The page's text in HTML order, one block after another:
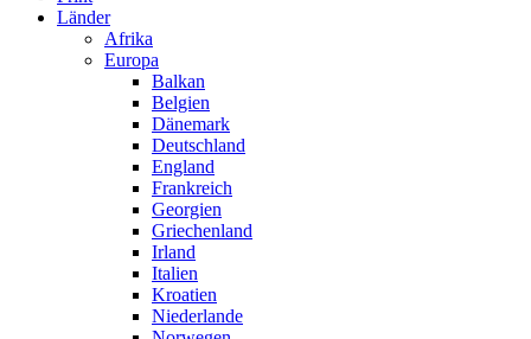
Länder
Afrika
Europa
Balkan
Belgien
Dänemark
Deutschland
England
Frankreich
Georgien
Griechenland
Irland
Italien
Kroatien
Niederlande